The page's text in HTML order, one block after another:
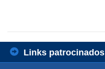
Links patrocinados